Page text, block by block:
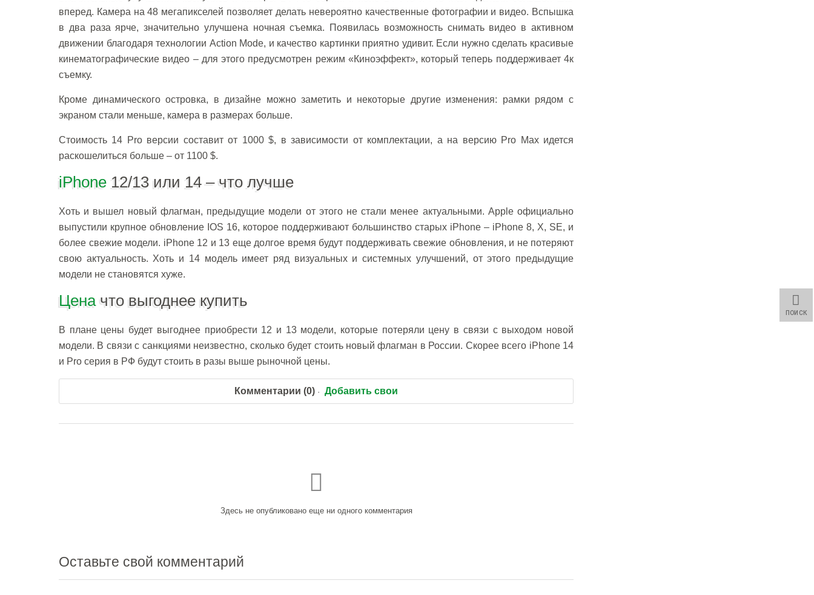
вперед. Камера на 48 мегапикселей позволяет делать невероятно качественные фотографии и видео. Вспышка
в два раза ярче, значительно улучшена ночная съемка. Появилась возможность снимать видео в активном
движении благодаря технологии Action Mode, и качество картинки приятно удивит. Если нужно сделать красивые
кинематографические видео – для этого предусмотрен режим «Киноэффект», который теперь поддерживает 4к
съемку.
Кроме динамического островка, в дизайне можно заметить и некоторые другие изменения: рамки рядом с
экраном стали меньше, камера в размерах больше.
Стоимость 14 Pro версии составит от 1000 $, в зависимости от комплектации, а на версию Pro Max идется
раскошелиться больше – от 1100 $.
iPhone 12/13 или 14 – что лучше
Хоть и вышел новый флагман, предыдущие модели от этого не стали менее актуальными. Apple официально
выпустили крупное обновление IOS 16, которое поддерживают большинство старых iPhone – iPhone 8, X, SE, и
более свежие модели. iPhone 12 и 13 еще долгое время будут поддерживать свежие обновления, и не потеряют
свою актуальность. Хоть и 14 модель имеет ряд визуальных и системных улучшений, от этого предыдущие
модели не становятся хуже.
Ценачто выгоднее купить
В плане цены будет выгоднее приобрести 12 и 13 модели, которые потеряли цену в связи с выходом новой
модели. В связи с санкциями неизвестно, сколько будет стоить новый флагман в России. Скорее всего iPhone 14
и Pro серия в РФ будут стоить в разы выше рыночной цены.
Комментарии (0) Добавить свои
Здесь не опубликовано еще ни одного комментария
Оставьте свой комментарий
ПОИСК